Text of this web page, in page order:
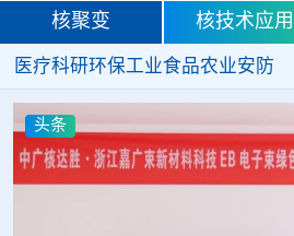
核聚变 核技术应用
医疗科研环保工业食品农业安防
头条